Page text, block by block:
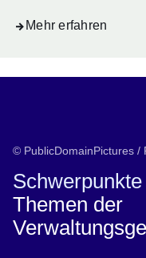
Mehr erfahren
© PublicDomainPictures /
Schwerpunkte
Themen der